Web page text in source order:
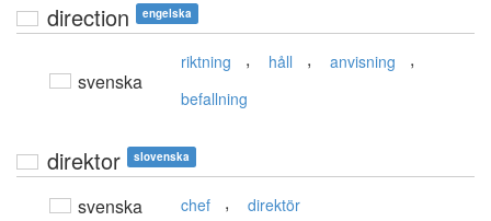
direction engelska
svenska
riktning , håll , anvisning ,
befallning
direktor slovenska
svenska chef , direktör